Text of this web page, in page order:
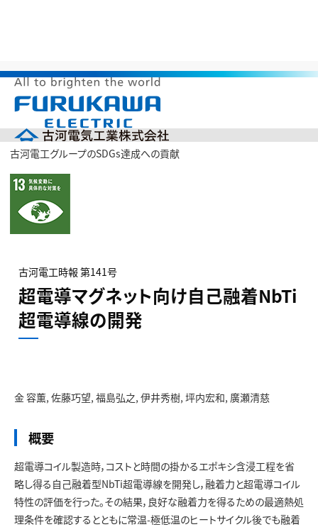
ニ
ュ
製品情報
研究開発
投資家の皆様へ（IR）
採用情報
English
中文(簡体)
製品カタログ
ニュース
お問い合わせ
HOME > 研究開発 > 古河電工時報 > >
ト向け自己融着NbTi超電導線の開発
古河電工グループのSDGs達成への貢献
古河電工時報 第141号
超電導マグネット向け自己融着NbTi
超電導線の開発
金 容薫, 佐藤巧望, 福島弘之, 伊井秀樹, 坪内宏和, 廣瀬清慈
概要
超電導コイル製造時，コストと時間の掛かるエポキシ含浸工程を省
略し得る自己融着型NbTi超電導線を開発し，融着力と超電導コイル
特性の評価を行った。その結果，良好な融着力を得るための最適熱処
理条件を確認するとともに常温-極低温のヒートサイクル後でも融着